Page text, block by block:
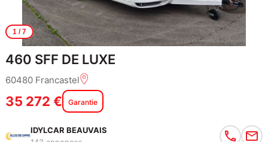
1/ 7
460 SFF DE LUXE
60480 Francastel
35 272 € Garantie
IDYLCAR BEAUVAIS